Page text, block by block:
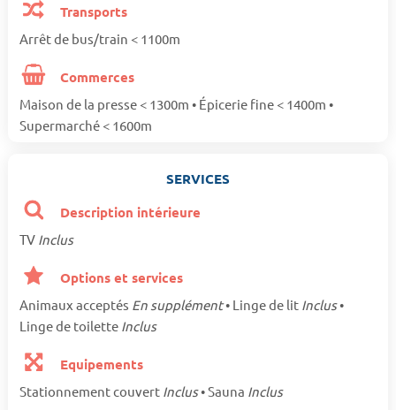
Transports
Arrêt de bus/train < 1100m
Commerces
Maison de la presse < 1300m • Épicerie fine < 1400m •
Supermarché < 1600m
SERVICES
Description intérieure
TV Inclus
Options et services
Animaux acceptés En supplément• Linge de lit Inclus•
Linge de toilette Inclus
Equipements
Stationnement couvert Inclus• Sauna Inclus